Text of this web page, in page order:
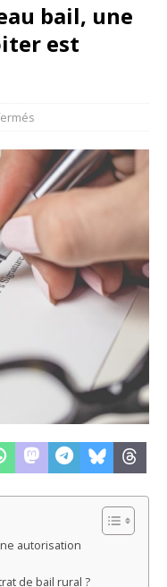
bail, une
est
autorisation
de bail rural ?